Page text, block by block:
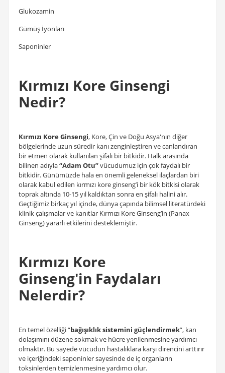
Glukozamin
Gümüş İyonları
Saponinler
Kırmızı Kore Ginsengi
Nedir?
Kırmızı Kore Ginsengi, Kore, Çin ve Doğu Asya'nın diğer
bölgelerinde uzun süredir kanı zenginleştiren ve canlandıran
bir etmen olarak kullanılan şifalı bir bitkidir. Halk arasında
bilinen adıyla“Adam Otu”vücudumuz için çok faydalı bir
bitkidir. Günümüzde hala en önemli geleneksel ilaçlardan biri
olarak kabul edilen kırmızı kore ginseng’i bir kök bitkisi olarak
toprak altında 10-15 yıl kaldıktan sonra en şifalı halini alır.
Geçtiğimiz birkaç yıl içinde, dünya çapında bilimsel literatürdeki
klinik çalışmalar ve kanıtlar Kırmızı Kore Ginseng’in (Panax
Ginseng) yararlı etkilerini desteklemiştir.
Kırmızı Kore
Ginseng'in Faydaları
Nelerdir?
En temel özelliği “bağışıklık sistemini güçlendirmek”, kan
dolaşımını düzene sokmak ve hücre yenilenmesine yardımcı
olmaktır. Bu sayede vücudun hastalıklara karşı direncini arttırır
ve içeriğindeki saponinler sayesinde de iç organların
toksinlerden temizlenmesine yardımcı olur.